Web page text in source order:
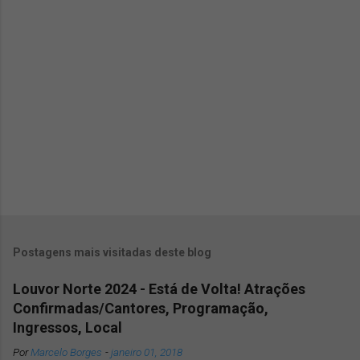
t
r
u
m
c
o
Postagens mais visitadas deste blog
Louvor Norte 2024 - Está de Volta! Atrações
Confirmadas/Cantores, Programação,
Ingressos, Local
PorMarcelo Borges -janeiro 01, 2018